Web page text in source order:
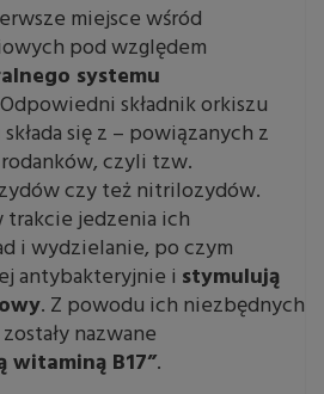
miejsce wśród
pod względem
systemu
składnik orkiszu
się z – powiązanych z
czyli tzw.
czy też nitrilozydów.
trakcie jedzenia ich
i wydzielanie, po czym
antybakteryjnie i stymulują
. Z powodu ich niezbędnych
nazwane
B17”.